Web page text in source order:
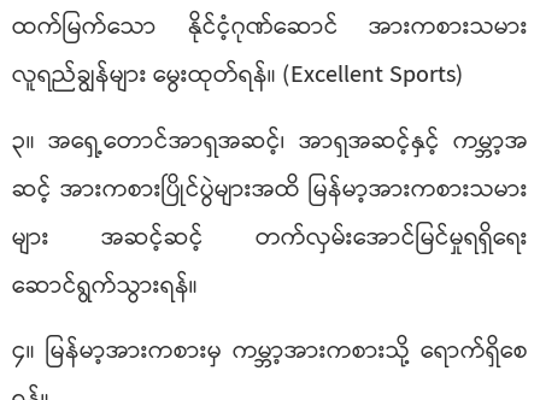
ထက်မြက်သော နိုင်ငံ့ဂုဏ်ဆောင် အားကစားသမား
လူရည်ချွန်များ မွေးထုတ်ရန်။ (Excellent Sports)
၃။ အရှေ့တောင်အာရှအဆင့်၊ အာရှအဆင့်နှင့် ကမ္ဘာ့အ
ဆင့် အားကစားပြိုင်ပွဲများအထိ မြန်မာ့အားကစားသမား
များ အဆင့်ဆင့် တက်လှမ်းအောင်မြင်မှုရရှိရေး
ဆောင်ရွက်သွားရန်။
၄။ မြန်မာ့အားကစားမှ ကမ္ဘာ့အားကစားသို့ ရောက်ရှိစေ